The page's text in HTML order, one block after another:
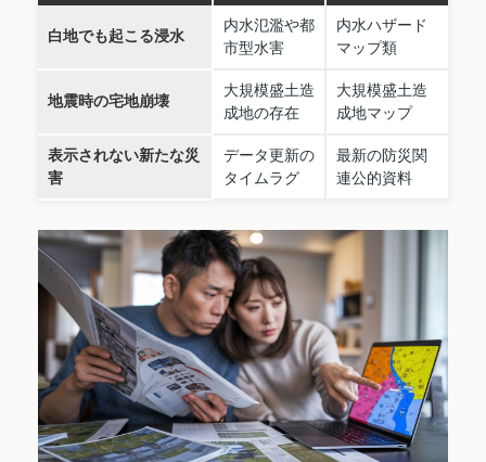
白地でも起こる浸水
内水氾濫や都
市型水害
内水ハザード
マップ類
地震時の宅地崩壊
大規模盛土造
成地の存在
大規模盛土造
成地マップ
表示されない新たな災
害
データ更新の
タイムラグ
最新の防災関
連公的資料